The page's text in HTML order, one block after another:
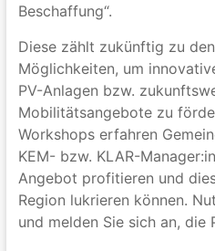
Beschaffung“.
Diese zählt zukünftig zu
Möglichkeiten, um
PV-Anlagen bzw.
Mobilitätsangebote zu
Workshops erfahren
KEM- bzw. KLAR-
Angebot profitieren und
Region lukrieren können.
und melden Sie sich an,